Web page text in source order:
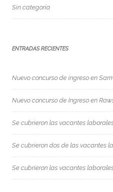
Sin categoría
ENTRADAS RECIENTES
Nuevo concurso de ingreso en
Nuevo concurso de Ingreso en
Se cubrieron las vacantes
Se cubrieron dos de las vacantes
Se cubrieron las vacantes